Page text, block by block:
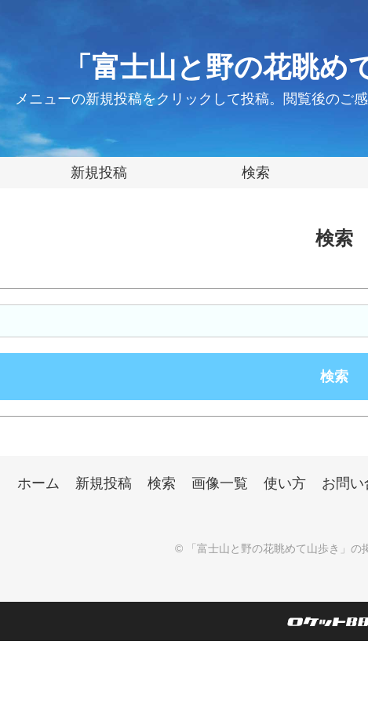
「富士山と野の花眺め
メニューの新規投稿をクリックして投稿。閲覧後のご
新規投稿 検索
検索
ホーム 新規投稿 検索 画像一覧 使い方 お問い
© 「富士山と野の花眺めて山歩き」の